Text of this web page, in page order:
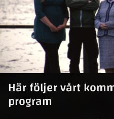
Här följer vårt
program